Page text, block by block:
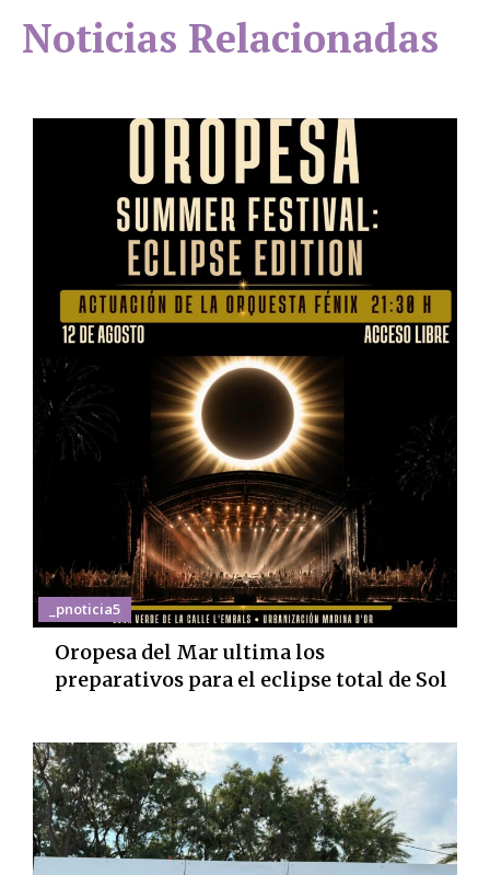
Noticias Relacionadas
_pnoticia5
Oropesa del Mar ultima los
preparativos para el eclipse total de Sol